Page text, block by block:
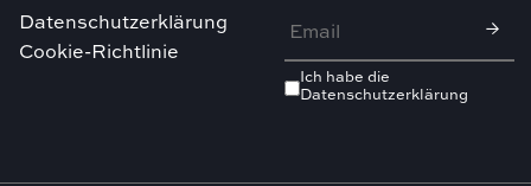
Datenschutzerklärung
Cookie-Richtlinie
Ich habe die
Datenschutzerklärung